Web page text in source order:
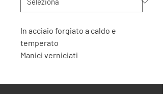
In acciaio forgiato a caldo e
temperato
Manici verniciati